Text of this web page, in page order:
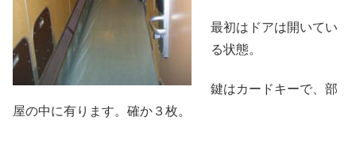
最初はドアは開いてい
る状態。
鍵はカードキーで、部
屋の中に有ります。確か３枚。